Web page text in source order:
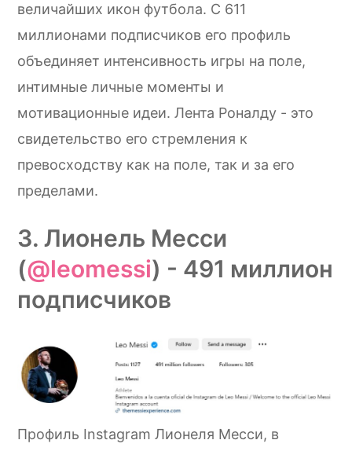
величайших икон футбола. С 611
миллионами подписчиков его профиль
объединяет интенсивность игры на поле,
интимные личные моменты и
мотивационные идеи. Лента Роналду - это
свидетельство его стремления к
превосходству как на поле, так и за его
пределами.
3. Лионель Месси
(@leomessi) - 491 миллион
подписчиков
Профиль Instagram Лионеля Месси, в